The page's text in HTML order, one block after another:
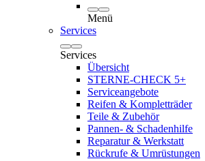
Menü
Services
Services
Übersicht
STERNE-CHECK 5+
Serviceangebote
Reifen & Kompletträder
Teile & Zubehör
Pannen- & Schadenhilfe
Reparatur & Werkstatt
Rückrufe & Umrüstungen